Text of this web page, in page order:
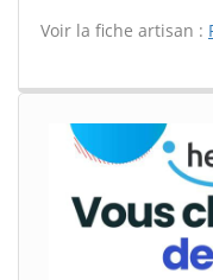
Voir la fiche artisan :